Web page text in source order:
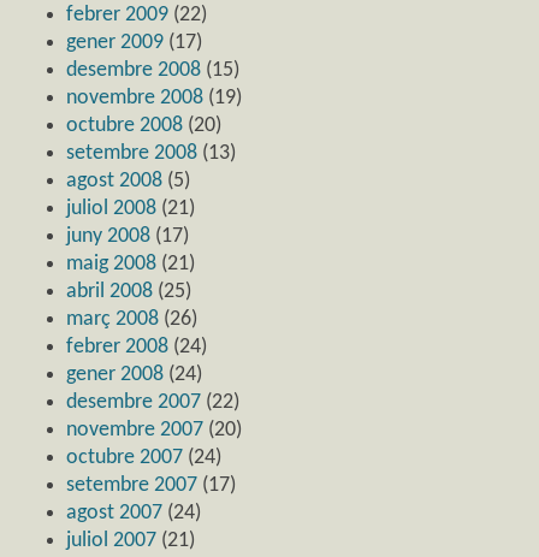
febrer 2009 (22)
gener 2009 (17)
desembre 2008 (15)
novembre 2008 (19)
octubre 2008 (20)
setembre 2008 (13)
agost 2008 (5)
juliol 2008 (21)
juny 2008 (17)
maig 2008 (21)
abril 2008 (25)
març 2008 (26)
febrer 2008 (24)
gener 2008 (24)
desembre 2007 (22)
novembre 2007 (20)
octubre 2007 (24)
setembre 2007 (17)
agost 2007 (24)
juliol 2007 (21)